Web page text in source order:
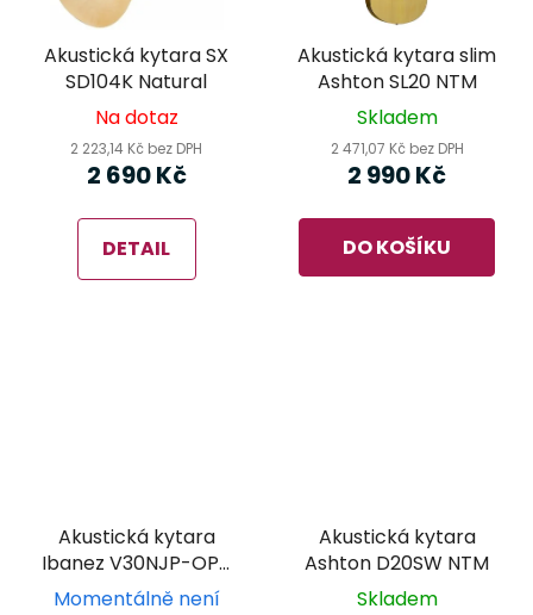
Akustická kytara SX
SD104K Natural
Na dotaz
2 223,14 Kč bez DPH
2 690 Kč
DETAIL
Akustická kytara slim
Ashton SL20 NTM
Skladem
2 471,07 Kč bez DPH
2 990 Kč
DO KOŠÍKU
Akustická kytara
Ibanez V30NJP-OPN
JamPack 3/4
Momentálně není
Akustická kytara
Ashton D20SW NTM
Skladem